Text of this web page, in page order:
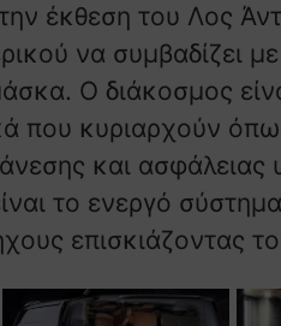
έκθεση του Λος
να συμβαδίζει με
O διάκοσμος
που κυριαρχούν
και ασφάλειας
το ενεργό
επισκιάζοντας